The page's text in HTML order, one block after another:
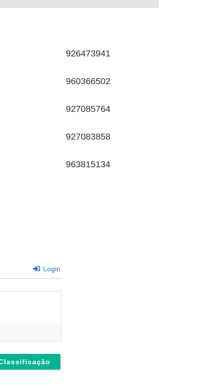
926473941
960366502
927085764
927083858
963815134
Login